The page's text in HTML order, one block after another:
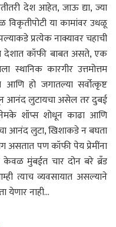
देश आहेत, जाऊ द्या, ज्या
या कामांवर उधळू
प्रत्येक नाक्यावर चहाची
देशात कॉफी बाबत असते, एक
स्थानिक कारगीर उत्तमोत्तम
हो जगातल्या सर्वोत्कृष्ट
आनंद लुटायचा असेल तर दुबई
शॉप्स शोधून काढा आणि
आनंद लुटा, खिशाकडे न बघता
असतात पण कॉफी पेय प्रेमींना
केवळ मुंबईत चार दोन बरे ब्रँड
त्याच व्यवसायात असल्याने
येणार नाही…